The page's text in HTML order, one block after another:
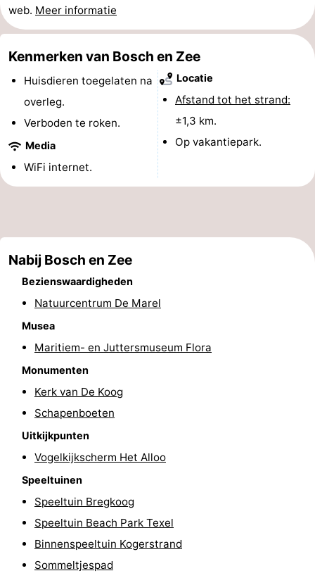
Natuur
Schoorlse
-
Bergen
Zee
-
Alkmaar
-
Egmond
aan
-
Noordhollands
-
Zee
Zuid-
Kennermerland
Amsterdam
Haarlem
Zandvoort
Weer
Contact
web. Meer informatie
Kenmerken van Bosch en Zee
Huisdieren toegelaten na
overleg.
Verboden te roken.
Media
WiFi internet.
Locatie
Afstand tot het strand:
±1,3 km.
Op vakantiepark.
Nabij Bosch en Zee
Bezienswaardigheden
Natuurcentrum De Marel
Musea
Maritiem- en Juttersmuseum Flora
Monumenten
Kerk van De Koog
Schapenboeten
Uitkijkpunten
Vogelkijkscherm Het Alloo
Speeltuinen
Speeltuin Bregkoog
Speeltuin Beach Park Texel
Binnenspeeltuin Kogerstrand
Sommeltjespad